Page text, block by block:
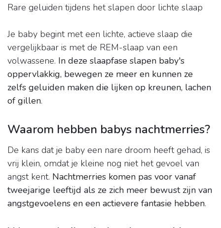
Rare geluiden tijdens het slapen door lichte slaap
Je baby begint met een lichte, actieve slaap die
vergelijkbaar is met de REM-slaap van een
volwassene. In deze slaapfase slapen baby's
oppervlakkig, bewegen ze meer en kunnen ze
zelfs geluiden maken die lijken op kreunen, lachen
of gillen.
Waarom hebben babys nachtmerries?
De kans dat je baby een nare droom heeft gehad, is
vrij klein, omdat je kleine nog niet het gevoel van
angst kent. Nachtmerries komen pas voor vanaf
tweejarige leeftijd als ze zich meer bewust zijn van
angstgevoelens en een actievere fantasie hebben.